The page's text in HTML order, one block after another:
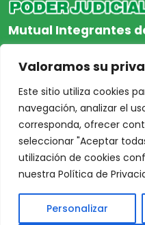
Valoramos su
Este sitio utiliza cookies
navegación, analizar el
corresponda, ofrecer
seleccionar "Aceptar
utilización de cookies
nuestra Política de
Personalizar
Mutual Integrantes
+54 9 342 467-4510
NOSOTROS
Inicio
Acceso Asociados
Nosotros